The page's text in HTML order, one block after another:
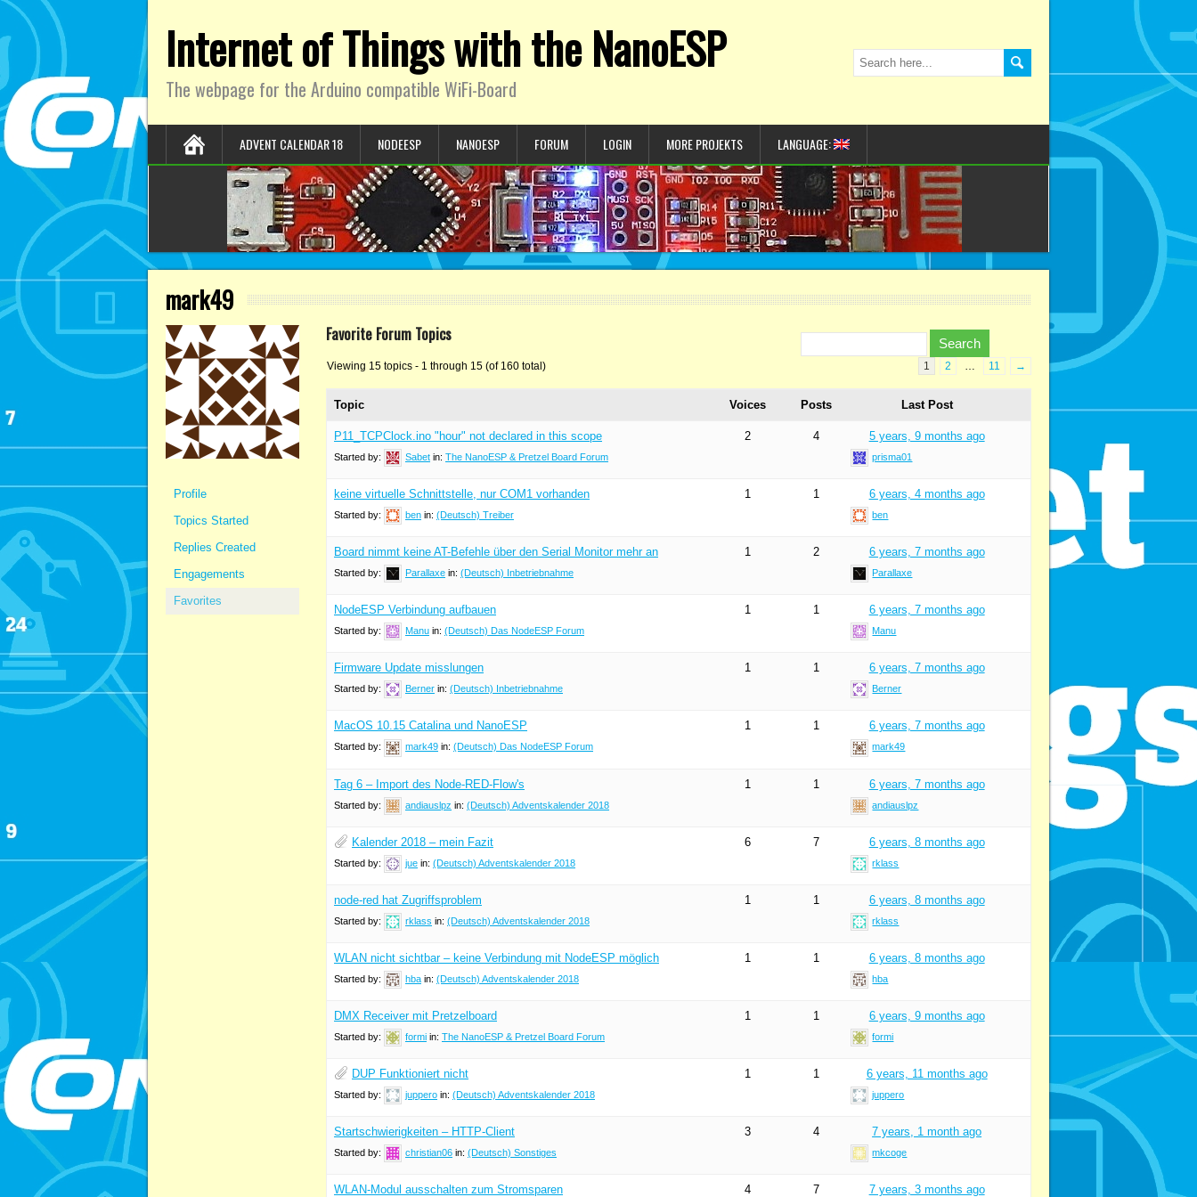
Internet of Things with the NanoESP
The webpage for the Arduino compatible WiFi-Board
ADVENT CALENDAR 18 NODEESP NANOESP FORUM LOGIN MORE PROJEKTS LANGUAGE:
mark49
Profile
Topics Started
Replies Created
Engagements
Favorites
Favorite Forum Topics
Viewing 15 topics - 1 through 15 (of 160 total) 1 2 … 11 →
Topic Voices Posts Last Post
P11_TCPClock.ino "hour" not declared in this scope
Started by: Sabet in: The NanoESP & Pretzel Board Forum
2 4 5 years, 9 months ago
prisma01
keine virtuelle Schnittstelle, nur COM1 vorhanden
Started by: ben in: (Deutsch) Treiber
1 1 6 years, 4 months ago
ben
Board nimmt keine AT-Befehle über den Serial Monitor mehr an
Started by: Parallaxe in: (Deutsch) Inbetriebnahme
1 2 6 years, 7 months ago
Parallaxe
NodeESP Verbindung aufbauen
Started by: Manu in: (Deutsch) Das NodeESP Forum
1 1 6 years, 7 months ago
Manu
Firmware Update misslungen
Started by: Berner in: (Deutsch) Inbetriebnahme
1 1 6 years, 7 months ago
Berner
MacOS 10.15 Catalina und NanoESP
Started by: mark49 in: (Deutsch) Das NodeESP Forum
1 1 6 years, 7 months ago
mark49
Tag 6 – Import des Node-RED-Flow's
Started by: andiauslpz in: (Deutsch) Adventskalender 2018
1 1 6 years, 7 months ago
andiauslpz
Kalender 2018 – mein Fazit
Started by: jue in: (Deutsch) Adventskalender 2018
6 7 6 years, 8 months ago
rklass
node-red hat Zugriffsproblem
Started by: rklass in: (Deutsch) Adventskalender 2018
1 1 6 years, 8 months ago
rklass
WLAN nicht sichtbar – keine Verbindung mit NodeESP möglich
Started by: hba in: (Deutsch) Adventskalender 2018
1 1 6 years, 8 months ago
hba
DMX Receiver mit Pretzelboard
Started by: formi in: The NanoESP & Pretzel Board Forum
1 1 6 years, 9 months ago
formi
DUP Funktioniert nicht
Started by: juppero in: (Deutsch) Adventskalender 2018
1 1 6 years, 11 months ago
juppero
Startschwierigkeiten – HTTP-Client
Started by: christian06 in: (Deutsch) Sonstiges
3 4 7 years, 1 month ago
mkcoge
WLAN-Modul ausschalten zum Stromsparen 4 7 7 years, 3 months ago